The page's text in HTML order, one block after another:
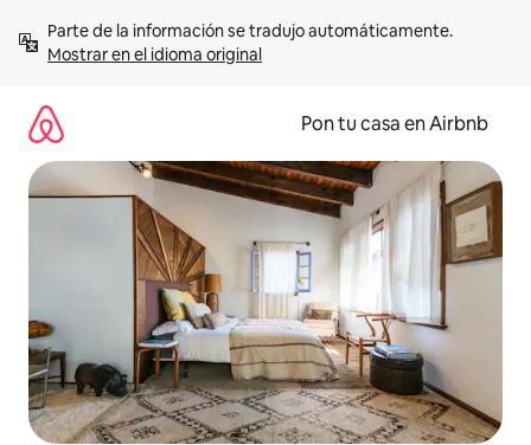
contenidoMostrar en el idioma original
Pon tu casa en Airbnb